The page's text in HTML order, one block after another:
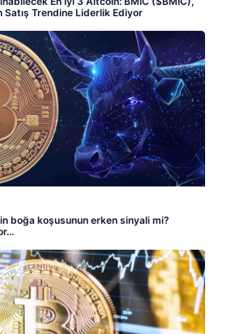
Satış Trendine Liderlik Ediyor
boğa koşusunun erken sinyali mi?